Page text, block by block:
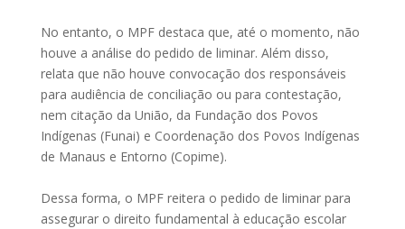
No entanto, o MPF destaca que, até o momento, não
houve a análise do pedido de liminar. Além disso,
relata que não houve convocação dos responsáveis
para audiência de conciliação ou para contestação,
nem citação da União, da Fundação dos Povos
Indígenas (Funai) e Coordenação dos Povos Indígenas
de Manaus e Entorno (Copime).
Dessa forma, o MPF reitera o pedido de liminar para
assegurar o direito fundamental à educação escolar